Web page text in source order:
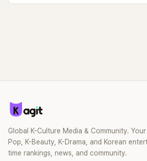
Global K-Culture Media & Community.
Pop, K-Beauty, K-Drama, and Korean
time rankings, news, and community.